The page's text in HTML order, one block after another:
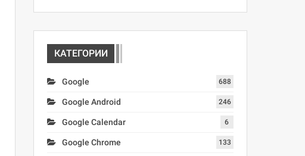
КАТЕГОРИИ
Google 688
Google Android 246
Google Calendar 6
Google Chrome 133